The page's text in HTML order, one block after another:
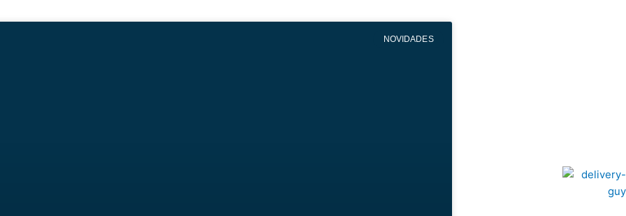
NOVIDADES